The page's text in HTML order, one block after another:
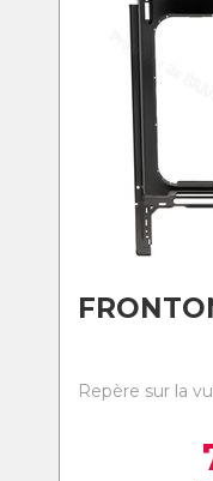
Repère sur la